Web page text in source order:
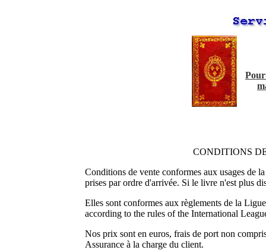
CONDITIONS
Conditions de vente conformes aux usages de
prises par ordre d'arrivée. Si le livre n'est plus
Elles sont conformes aux règlements de la
according to the rules of the International
Nos prix sont en euros, frais de port non
Assurance à la charge du client.